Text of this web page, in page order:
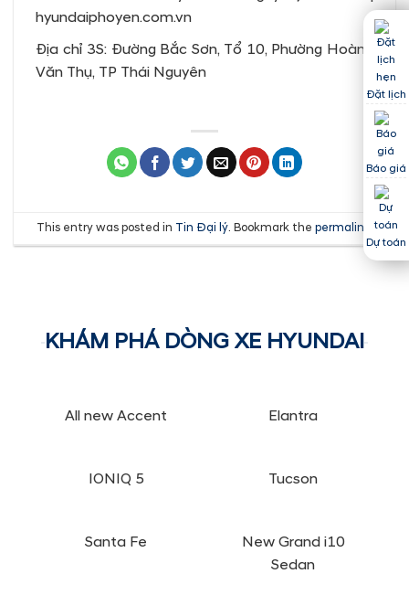
hyundaiphoyen.com.vn
Địa chỉ 3S: Đường Bắc Sơn, Tổ 10, Phường Hoàng
Văn Thụ, TP Thái Nguyên
This entry was posted in Tin Đại lý. Bookmark the permalink
KHÁM PHÁ DÒNG XE HYUNDAI
All new Accent Elantra
IONIQ 5 Tucson
Santa Fe
New Grand i10
Sedan
Đặt lịch
Báo giá
Dự toán